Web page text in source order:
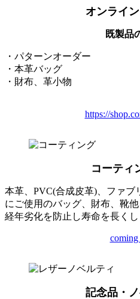
オンライ
既製品
・パターンオーダー
・本革バッグ
・財布、革小物
https://
コーティ
本革、PVC(合成皮革)、ファブ
にご使用のバッグ、財布、靴
経年劣化を防止し寿命を長くし
coming
記念品・